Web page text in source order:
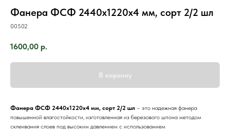
Фанера ФСФ 2440х1220х4 мм, сорт 2/2 шл
00502
1600,00 р.
В корзину
Фанера ФСФ 2440х1220х4 мм, сорт 2/2 шл – это надежная фанера
повышенной влагостойкости, изготовленная из березового шпона методом
склеивания слоев под высоким давлением с использованием